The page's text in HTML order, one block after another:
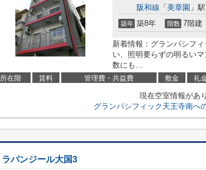
阪和線 「 美章園 」
築年 築8年 階数 7階建
新着情報：グランパシフ
い、照明要らずの明るい
数にも...
所在階 賃料 管理費・共益費 敷金 礼
現在空室情報があ
グランパシフィック天王寺南へ
ラパンジール大国3